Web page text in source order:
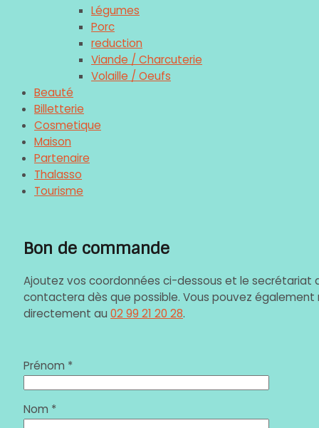
Légumes
Porc
reduction
Viande / Charcuterie
Volaille / Oeufs
Beauté
Billetterie
Cosmetique
Maison
Partenaire
Thalasso
Tourisme
Bon de commande
Ajoutez vos coordonnées ci-dessous et le secrétariat
contactera dès que possible. Vous pouvez également
directement au 02 99 21 20 28.
Prénom *
Nom *